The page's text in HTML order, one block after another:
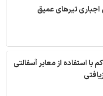
اجباری تیرهای عمیق
با استفاده از معابر آسفالتی